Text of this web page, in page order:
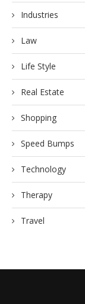
Industries
Law
Life Style
Real Estate
Shopping
Speed Bumps
Technology
Therapy
Travel